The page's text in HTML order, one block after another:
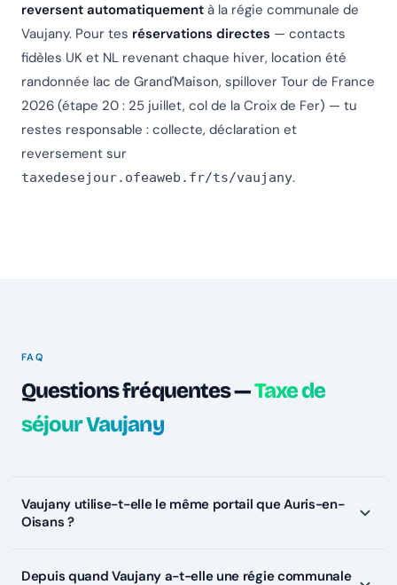
reversent automatiquement à la régie communale de
Vaujany. Pour tes réservations directes — contacts
fidèles UK et NL revenant chaque hiver, location été
randonnée lac de Grand'Maison, spillover Tour de France
2026 (étape 20 : 25 juillet, col de la Croix de Fer) — tu
restes responsable : collecte, déclaration et
reversement sur
taxedesejour.ofeaweb.fr/ts/vaujany.
FAQ
Questions fréquentes —Taxe de
séjour Vaujany
Vaujany utilise-t-elle le même portail que Auris-en-
Oisans ?
Depuis quand Vaujany a-t-elle une régie communale